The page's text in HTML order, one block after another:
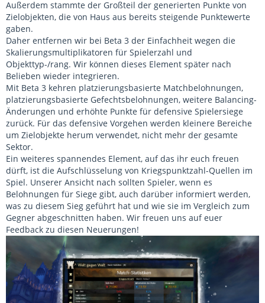
Außerdem stammte der Großteil der generierten Punkte von
Zielobjekten, die von Haus aus bereits steigende Punktewerte
gaben.
Daher entfernen wir bei Beta 3 der Einfachheit wegen die
Skalierungsmultiplikatoren für Spielerzahl und
Objekttyp-/rang. Wir können dieses Element später nach
Belieben wieder integrieren.
Mit Beta 3 kehren platzierungsbasierte Matchbelohnungen,
platzierungsbasierte Gefechtsbelohnungen, weitere Balancing-
Änderungen und erhöhte Punkte für defensive Spielersiege
zurück. Für das defensive Vorgehen werden kleinere Bereiche
um Zielobjekte herum verwendet, nicht mehr der gesamte
Sektor.
Ein weiteres spannendes Element, auf das ihr euch freuen
dürft, ist die Aufschlüsselung von Kriegspunktzahl-Quellen im
Spiel. Unserer Ansicht nach sollten Spieler, wenn es
Belohnungen für Siege gibt, auch darüber informiert werden,
was zu diesem Sieg geführt hat und wie sie im Vergleich zum
Gegner abgeschnitten haben. Wir freuen uns auf euer
Feedback zu diesen Neuerungen!